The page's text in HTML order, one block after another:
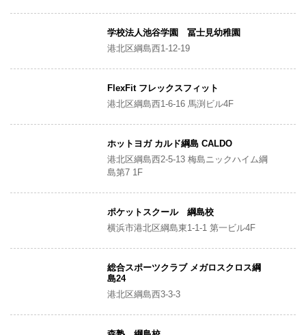
学校法人池谷学園 冨士見幼稚園
港北区綱島西1-12-19
FlexFit フレックスフィット
港北区綱島西1-6-16 馬渕ビル4F
ホットヨガ カルド綱島 CALDO
港北区綱島西2-5-13 梅島ニックハイム綱
島第7 1F
ポケットスクール 綱島校
横浜市港北区綱島東1-1-1 第一ビル4F
総合スポーツクラブ メガロスクロス綱
島24
港北区綱島西3-3-3